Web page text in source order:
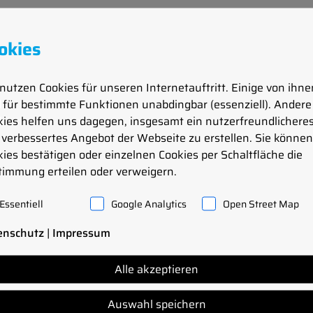
aus Ferrit
Festigkeit als
Dehn- und
Er besitzt eine hohe
Außerdem begünstigt
Korrosionsermüdung,
Cookies für unseren Internetauftritt. Einige von
für bestimmte Funktionen unabdingbar (essenziell). Andere
helfen uns dagegen, insgesamt ein
Angebot der Webseite zu erstellen. Sie
bestätigen oder einzelnen Cookies per Schaltfläche die
erteilen oder verweigern.
Essentiell Google Analytics Open Street Map
| Impressum
Alle akzeptieren
Auswahl speichern